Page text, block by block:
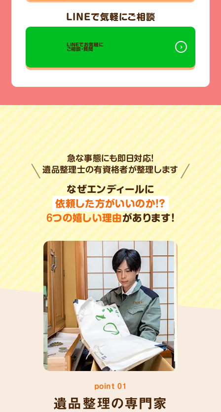
LINEで気軽にご相談
LINEでお気軽に
ご相談・質問
なぜエンディールに
依頼した方がいいのか!?
6つの嬉しい理由があります!
急な事態にも即日対応!
遺品整理士の有資格者が整理します
point 01
遺品整理の専門家